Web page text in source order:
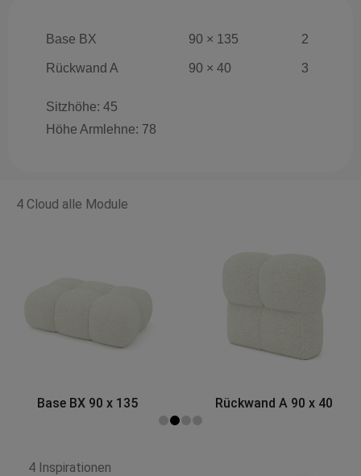
Base BX 90 × 135 2
Rückwand A 90 × 40 3
Sitzhöhe: 45
Höhe Armlehne: 78
4 Cloud alle Module
Rückwand A 90 x 40 Eckmodul A 120 x 120
4 Inspirationen